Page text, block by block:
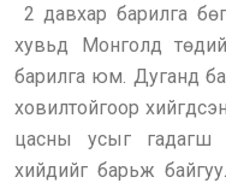
2 давхар барилга
хувьд Монголд
барилга юм. Дуганд
ховилтойгоор
цасны усыг гадагш
хийдийг барьж